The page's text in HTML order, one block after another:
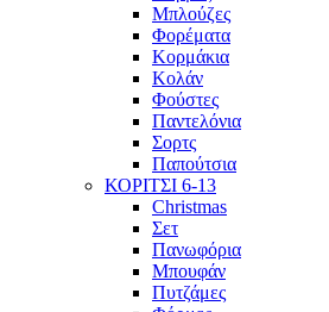
Μπλούζες
Φορέματα
Κορμάκια
Κολάν
Φούστες
Παντελόνια
Σορτς
Παπούτσια
ΚΟΡΙΤΣΙ 6-13
Christmas
Σετ
Πανωφόρια
Μπουφάν
Πυτζάμες